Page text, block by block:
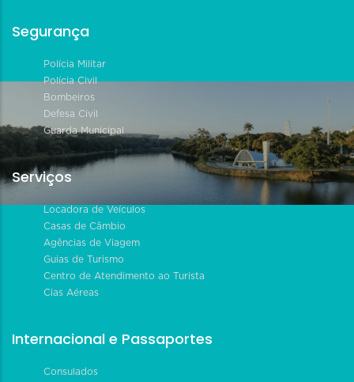
Segurança
Polícia Militar
Polícia Civil
Bombeiros
Defesa Civil
Guarda Municipal
Serviços
Locadora de Veículos
Casas de Câmbio
Agências de Viagem
Guias de Turismo
Centro de Atendimento ao Turista
Cias Aéreas
Internacional e Passaportes
Consulados